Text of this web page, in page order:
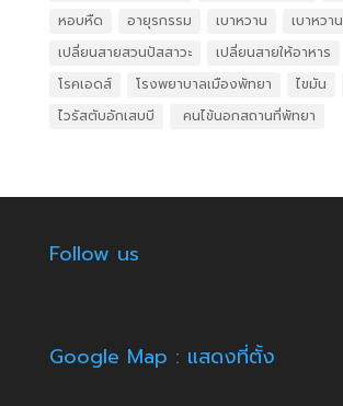
หอบหืด
อายุรกรรม เบาหวาน
เบาหวาน
เปลี่ยนสายสวนปัสสาวะ
เปลี่ยนสายให้อาหาร
โรคเอดส์
โรงพยาบาลเมืองพัทยา ไขมัน
ไวรัสตับอักเสบบี
​ คนไข้นอกสถานที่พัทยา
Follow us
Google Map : แสดงที่ตั้ง